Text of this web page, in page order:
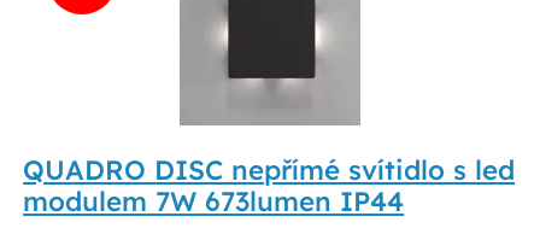
QUADRO DISC nepřímé svítidlo s led
modulem 7W 673lumen IP44